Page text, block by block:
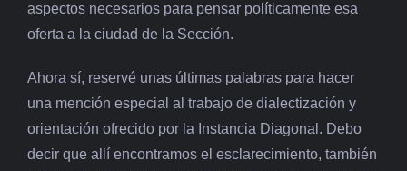
aspectos necesarios para pensar políticamente esa
oferta a la ciudad de la Sección.
Ahora sí, reservé unas últimas palabras para hacer
una mención especial al trabajo de dialectización y
orientación ofrecido por la Instancia Diagonal. Debo
decir que allí encontramos el esclarecimiento, también